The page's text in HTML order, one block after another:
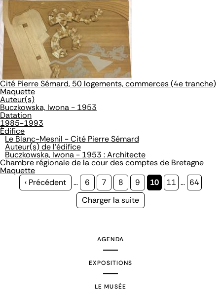
Cité Pierre Sémard, 50 logements, commerces (4e tranche)
Maquette
Auteur(s)
Buczkowska, Iwona - 1953
Datation
1985-1993
Édifice
Le Blanc-Mesnil - Cité Pierre Sémard
Auteur(s) de l'édifice
Buczkowska, Iwona - 1953 : Architecte
Chambre régionale de la cour des comptes de Bretagne
Maquette
Page
‹ Précédent … Page
6 Page
7 Page
8 Page
9
Page
10 Page
11 … Page
64
Page
Charger la suite
AGENDA
EXPOSITIONS
LE MUSÉE